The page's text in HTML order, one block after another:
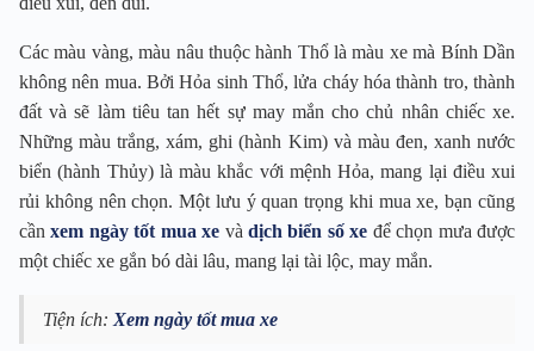
Các màu vàng, màu nâu thuộc hành Thổ là màu xe mà Bính Dần
không nên mua. Bởi Hỏa sinh Thổ, lửa cháy hóa thành tro, thành
đất và sẽ làm tiêu tan hết sự may mắn cho chủ nhân chiếc xe.
Những màu trắng, xám, ghi (hành Kim) và màu đen, xanh nước
biển (hành Thủy) là màu khắc với mệnh Hỏa, mang lại điều xui
rủi không nên chọn. Một lưu ý quan trọng khi mua xe, bạn cũng
cầnxem ngày tốt mua xe vàdịch biển số xe để chọn mưa được
một chiếc xe gắn bó dài lâu, mang lại tài lộc, may mắn.
Tiện ích: Xem ngày tốt mua xe